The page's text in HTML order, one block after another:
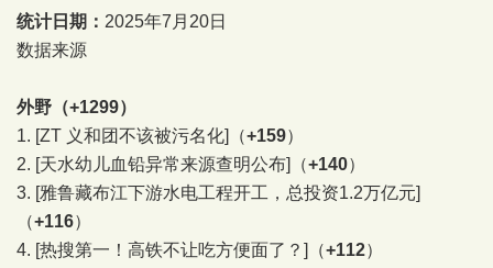
统计日期： 2025年7月20日
数据来源
外野（+1299）
1. [ZT 义和团不该被污名化] （+159）
2. [天水幼儿血铅异常来源查明公布] （+140）
3. [雅鲁藏布江下游水电工程开工，总投资1.2万亿元]
（+116）
4. [热搜第一！高铁不让吃方便面了？] （+112）